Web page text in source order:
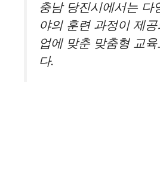
충남 당진시에서는 다
야의 훈련 과정이 제
업에 맞춘 맞춤형 교
다.